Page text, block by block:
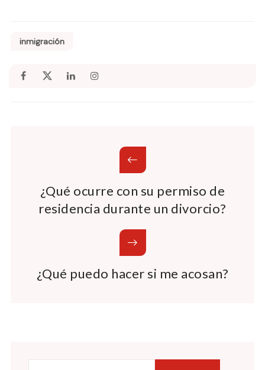
inmigración
¿Qué ocurre con su permiso de
residencia durante un divorcio?
¿Qué puedo hacer si me acosan?